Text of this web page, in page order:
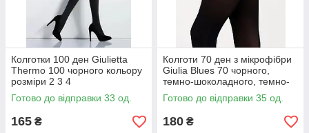
Колготки 100 ден Giulietta
Thermo 100 чорного кольору
розміри 2 3 4
Готово до відправки 33 од.
165 ₴
Колготи 70 ден з мікрофібри
Giulia Blues 70 чорного,
темно-шоколадного, темно-
синього кольорів розміри 2 3
4 5
Готово до відправки 35 од.
180 ₴